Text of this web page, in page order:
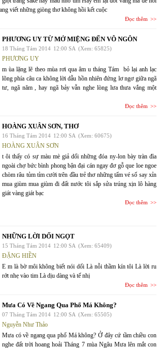
viết những giòng thơ không hồi kết cuộc
Đọc thêm
PHƯƠNG UY TỪ MỞ MIỆNG ĐẾN VÔ NGÔN
18 Tháng Tám 2014 12:00 SA (Xem: 65825)
PHƯƠNG UY
m ùa lặng lẽ theo mùa rơi qua âm u tháng Tám bỏ lại anh lạc
lõng phía câu ca không lời dẫu hồn nhiên đứng lơ ngơ giữa ngã
tư, ngã năm , hay ngã bảy vẫn nghe lòng lưa thưa vắng một
Đọc thêm
HOÀNG XUÂN SƠN, THƠ
16 Tháng Tám 2014 12:00 SA (Xem: 60675)
HOÀNG XUÂN SƠN
t ôi thấy có sự màu mè giả dối những đóa ny-lon bày tràn đìa
ngoài chợ bức bình phong bận đại cán ngay đơ gỗ que loe ngoe
chòm râu tủm tỉm cười trên đầu trẻ thơ những tấm vé số say xỉn
mua giùm mua giùm đi đất nước tôi sắp sửa trúng xịn lô hàng
giát vàng giát bạc
Đọc thêm
NHỮNG LỜI DỐI NGỌT
15 Tháng Tám 2014 12:00 SA (Xem: 65409)
ĐẶNG HIỀN
E m là bờ môi không biết nói dối Là nỗi thầm kín tôi Là lời ru
rớt nhẹ vào tim Là dịu dàng và tế nhị
Đọc thêm
Mưa Có Về Ngang Qua Phố Má Không?
07 Tháng Tám 2014 12:00 SA (Xem: 65505)
Nguyễn Như Thảo
Mưa có về ngang qua phố Má không? Ở đây cứ tầm chiều con
nghe đất trời hoang hoải Tháng 7 mùa Ngâu Mưa lên mắt con